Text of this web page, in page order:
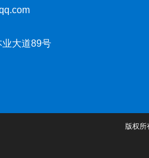
大道89号
版权所